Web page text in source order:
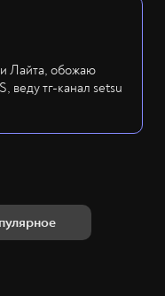
Лайта, обожаю
веду тг-канал setsu